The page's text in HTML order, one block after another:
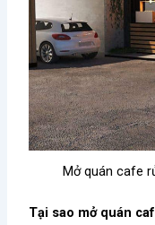
Mở quán cafe
Tại sao mở quán